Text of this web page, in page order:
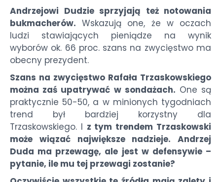
Andrzejowi Dudzie sprzyjają też notowania
bukmacherów. Wskazują one, że w oczach
ludzi stawiających pieniądze na wynik
wyborów ok. 66 proc. szans na zwycięstwo ma
obecny prezydent.
Szans na zwycięstwo Rafała Trzaskowskiego
można zaś upatrywać w sondażach. One są
praktycznie 50-50, a w minionych tygodniach
trend był bardziej korzystny dla
Trzaskowskiego. I z tym trendem Trzaskowski
może wiązać największe nadzieje. Andrzej
Duda ma przewagę, ale jest w defensywie –
pytanie, ile mu tej przewagi zostanie?